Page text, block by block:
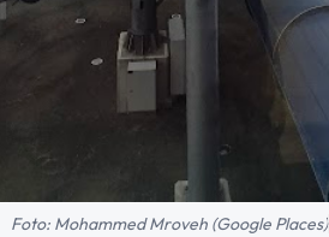
Foto: Mohammed Mroveh (Google Places)